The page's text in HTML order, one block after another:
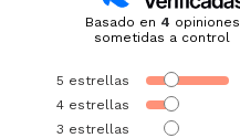
Basado en 4 opiniones
sometidas a control
5 estrellas
4 estrellas
3 estrellas